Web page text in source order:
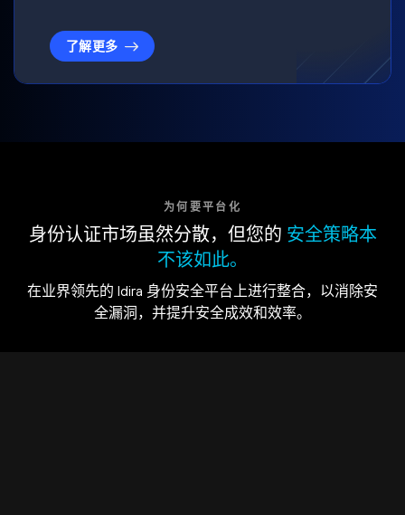
了解更多
为何要平台化
身份认证市场虽然分散，但您的 安全策略本
不该如此。
在业界领先的 Idira 身份安全平台上进行整合，以消除安
全漏洞，并提升安全成效和效率。